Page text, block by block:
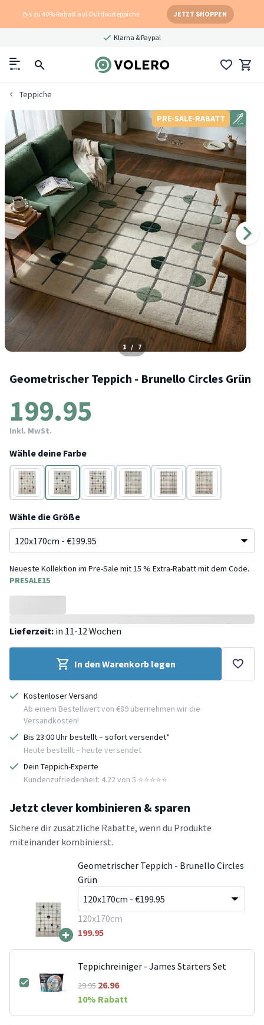
Bis zu 40% Rabatt auf Outdoorteppiche JETZT SHOPPEN
Klarna & Paypal
menu
Teppiche
PRE-SALE-RABATT
1 / 7
Geometrischer Teppich - Brunello Circles Grün
199.95
Inkl. MwSt.
Wähle deine Farbe
Gelb Grün Bunt Grün Bunt
Terracotta
Wähle die Größe
Neueste Kollektion im Pre-Sale mit 15 % Extra-Rabatt mit dem Code.
PRESALE15
Lieferzeit: in 11-12 Wochen
In den Warenkorb legen
Kostenloser Versand
Ab einem Bestellwert von €89 übernehmen wir die
Versandkosten!
Bis 23:00 Uhr bestellt – sofort versendet*
Heute bestellt – heute versendet
Dein Teppich-Experte
Kundenzufriedenheit: 4.22 von 5 ⭐️⭐️⭐️⭐️⭐️
Jetzt clever kombinieren & sparen
Sichere dir zusätzliche Rabatte, wenn du Produkte
miteinander kombinierst.
+
Geometrischer Teppich - Brunello Circles
Grün
120x170cm
199.95
Teppichreiniger - James Starters Set
29.9526.96
10% Rabatt